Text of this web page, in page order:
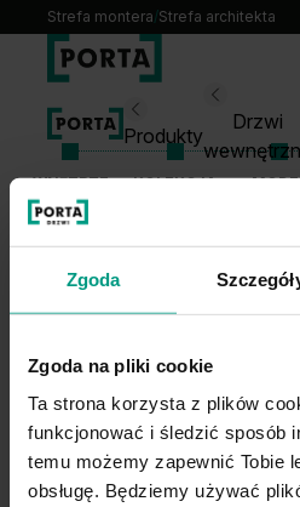
Zgoda
Zgoda na pliki cookie
Ta strona korzysta z plików
funkcjonować i śledzić sposób
temu możemy zapewnić Tobie
obsługę. Będziemy używać
Strefa montera/Strefa architekta
Produkty
Drzwi
Wybierz swoje drzwi
Kontakt
Monterzy
Biuro prasowe
O nas
WNĘTRZE KOLEKCJA
WYBIERZ KOLOR KLAMKI
2 WYBIERZ MODEL I